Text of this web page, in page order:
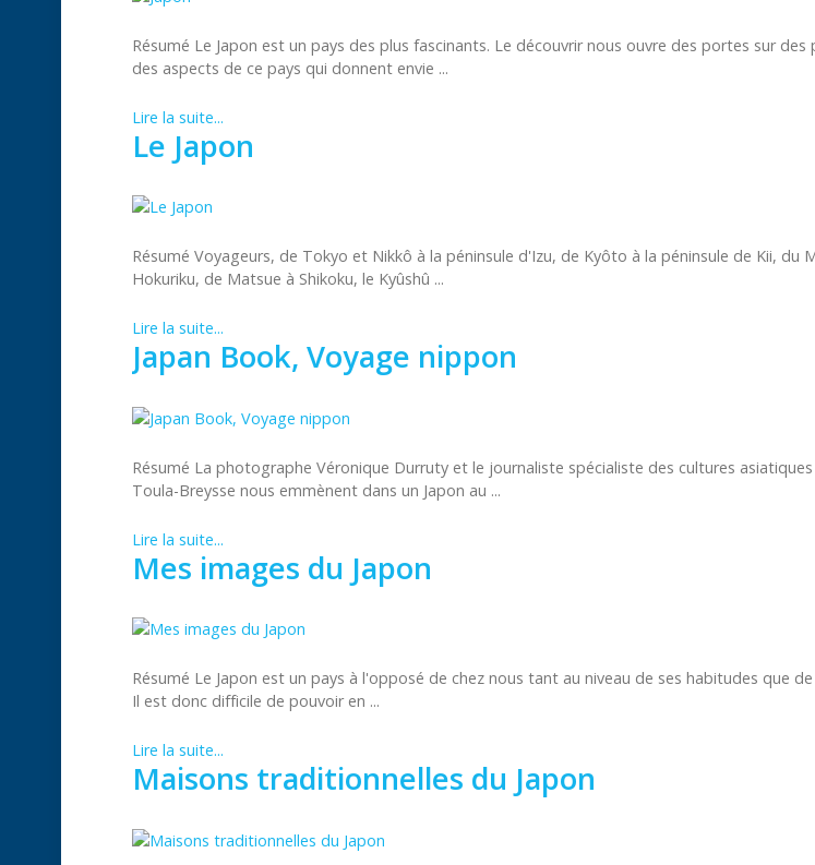
Résumé Le Japon est un pays des plus fascinants. Le découvrir nous ouvre des portes sur des
des aspects de ce pays qui donnent envie ...
Lire la suite...
Le Japon
Résumé Voyageurs, de Tokyo et Nikkô à la péninsule d'Izu, de Kyôto à la péninsule de Kii, du
Hokuriku, de Matsue à Shikoku, le Kyûshû ...
Lire la suite...
Japan Book, Voyage nippon
Résumé La photographe Véronique Durruty et le journaliste spécialiste des cultures asiatiques
Toula-Breysse nous emmènent dans un Japon au ...
Lire la suite...
Mes images du Japon
Résumé Le Japon est un pays à l'opposé de chez nous tant au niveau de ses habitudes que
Il est donc difficile de pouvoir en ...
Lire la suite...
Maisons traditionnelles du Japon